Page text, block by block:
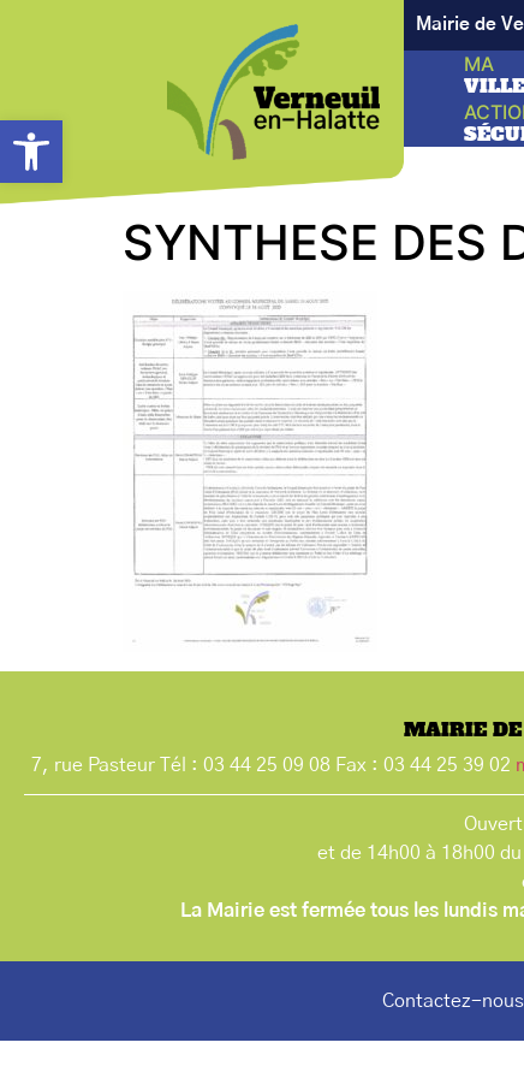
Ouvrir la barre d’outils
Mairie de
MA
SYNTHESE DES
MAIRIE
7, rue Pasteur Tél : 03 44 25 09 08 Fax : 03 44 25 39 02
et de 14h00 à 18h00
La Mairie est fermée tous les lundis
Contactez-nous